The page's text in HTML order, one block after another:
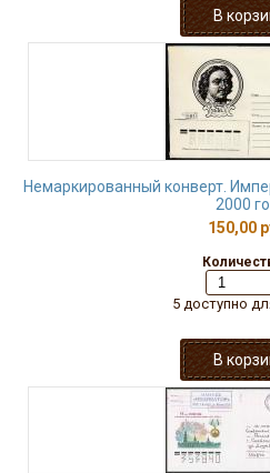
Немаркированный конверт.
2000
150,00
5 доступно